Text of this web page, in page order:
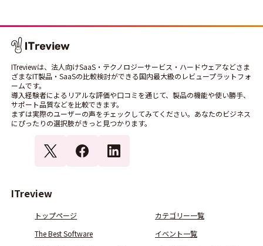
ITreviewは、法人向けSaaS・テクノロジーサービス・ハードウェアなどさま
ざまなIT製品・SaaSの比較検討ができる国内最大級のレビュープラットフォ
ームです。
導入経験者によるリアルな評価や口コミを通じて、製品の機能や使い勝手、
サポート品質などを比較できます。
まずは実際のユーザーの声をチェックしてみてください。あなたのビジネス
にぴったりの選択肢がきっと見つかります。
ITreview
トップページ
カテゴリー一覧
The Best Software
イベント一覧